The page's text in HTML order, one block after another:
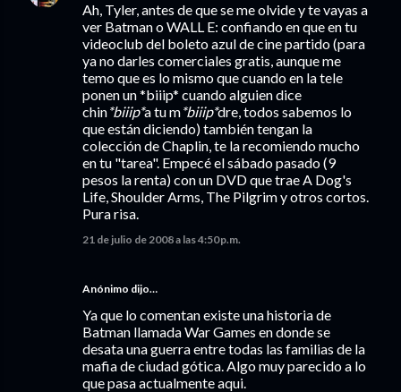
Ah, Tyler, antes de que se me olvide y te vayas a
ver Batman o WALL E: confiando en que en tu
videoclub del boleto azul de cine partido (para
ya no darles comerciales gratis, aunque me
temo que es lo mismo que cuando en la tele
ponen un *biiip* cuando alguien dice
chin*biiip*a tu m*biiip*dre, todos sabemos lo
que están diciendo) también tengan la
colección de Chaplin, te la recomiendo mucho
en tu "tarea". Empecé el sábado pasado (9
pesos la renta) con un DVD que trae A Dog's
Life, Shoulder Arms, The Pilgrim y otros cortos.
Pura risa.
21 de julio de 2008 a las 4:50 p.m.
Anónimo dijo…
Ya que lo comentan existe una historia de
Batman llamada War Games en donde se
desata una guerra entre todas las familias de la
mafia de ciudad gótica. Algo muy parecido a lo
que pasa actualmente aqui.